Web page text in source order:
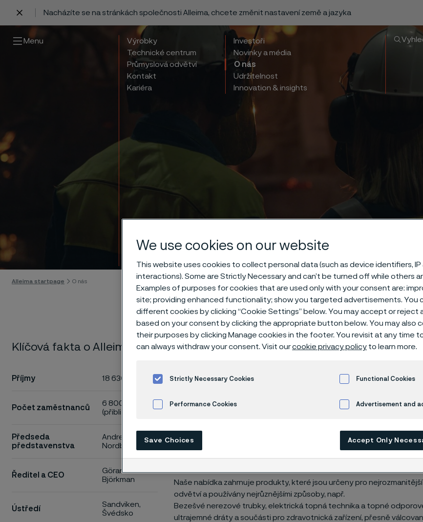
Nacházíte se na stránkách společnosti Alleima, chcete změnit nastavení země a jazyka
Menu
Výrobky
Technické centrum
Průmyslová odvětví
Kontakt
Kariéra
Investoři
Novinky a média
O nás
Udržitelnost
Innovation & insights
O nás
Skip to content
Alleima startpage O nás
Klíčová fakta o Alleimě
Příjmy 18 630 MSEK
Počet zaměstnanců
6 800
(přibližně)*
Předseda
představenstva
Andreas
Nordbrandt
Ředitel a CEO
Göran
Björkman
Ústředí
Sandviken,
Švédsko
materiálů. V těsném a trvalém vzájemném
produkty s vysokou přidanou hodnotou z
a rovněž produkty určené pro průmyslový
účinnost a lepší kvalitu života.
Naše nabídka zahrnuje produkty, které jsou určeny pro
odvětví a používány nejrůznějšími způsoby, např.
Bezešvé nerezové trubky, elektrická topná technika a topné
ultrajemné dráty a součásti pro zdravotnická zařízení, přesně
We use cookies on our website
This website uses cookies to collect personal data (such as device identifiers,
interactions). Some are Strictly Necessary and can’t be turned off while others
Examples of purposes for cookies that are used only with your consent are:
site; providing enhanced functionality; show you targeted advertisements. You
different cookies by clicking “Cookie Settings” below. You may accept or reject
based on your consent by clicking the appropriate button below. You may also
their purposes by clicking Manage cookies in the footer. You revisit at any time
can always withdraw your consent. Visit ourcookie privacy policy to learn more.
Strictly Necessary Cookies Functional Cookies
Performance Cookies Advertisement and
Save Choices Accept Only